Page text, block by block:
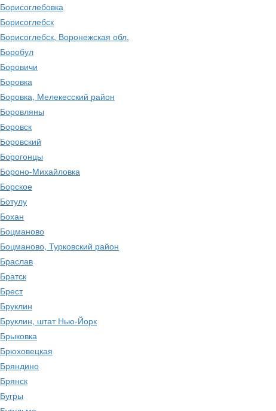
Борисоглебовка
Борисоглебск
Борисоглебск, Воронежская обл.
Боробул
Боровичи
Боровка
Боровка, Мелекесский район
Боровляны
Боровск
Боровский
Борогонцы
Бороно-Михайловка
Борское
Ботулу
Бохан
Боцманово
Боцманово, Турковский район
Браслав
Братск
Брест
Бруклин
Бруклин, штат Нью-Йорк
Брыковка
Брюховецкая
Бряндино
Брянск
Бугры